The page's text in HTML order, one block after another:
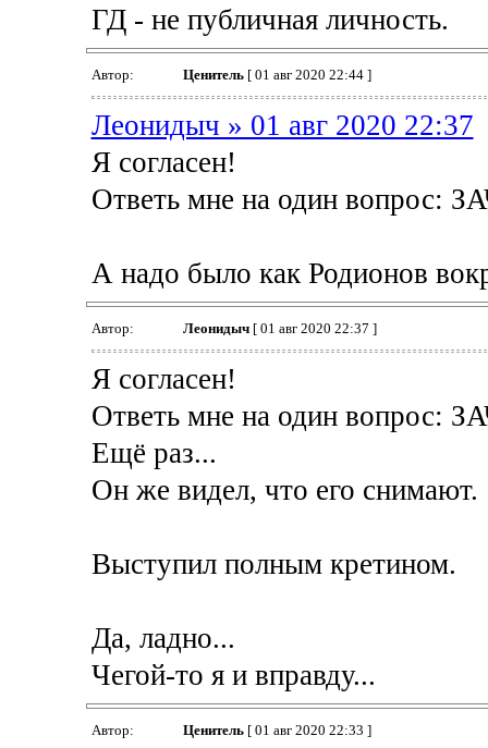
ГД - не публичная личность.
Автор: Ценитель[ 01 авг 2020 22:44 ]
Леонидыч » 01 авг 2020 22:37
Я согласен!
Ответь мне на один вопрос:
А надо было как Родионов
Автор: Леонидыч[ 01 авг 2020 22:37 ]
Я согласен!
Ответь мне на один вопрос:
Ещё раз...
Он же видел, что его снимают.
Выступил полным кретином.
Да, ладно...
Чегой-то я и вправду...
Автор: Ценитель[ 01 авг 2020 22:33 ]